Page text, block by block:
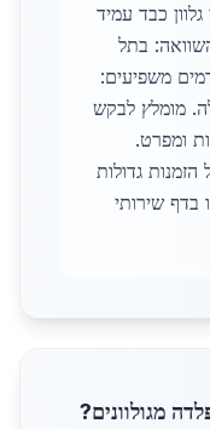
גלוון כבד עמיד
תואם תקן ת"י 1222. השוואה: בתל
שקלים. גורמים משפיעים:
מומלץ לבקש
ומפרט.
גדולות
בדף שירותי
מגולוונים?